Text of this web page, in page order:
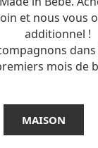
et nous vous
additionnel !
mois de
MAISON